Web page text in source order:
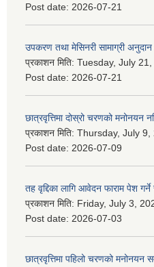
Post date: 2026-07-21
उपकरण तथा मेसिनरी सामाग्री अनुदान
प्रकाशन मिति: Tuesday, July
Post date: 2026-07-21
छात्रवृत्तिमा दोस्रो चरणको मनोनयन
प्रकाशन मिति: Thursday, July 9,
Post date: 2026-07-09
तह वृद्दिका लागि आवेदन फाराम पेश गर्ने
प्रकाशन मिति: Friday, July 3,
Post date: 2026-07-03
छात्रवृत्तिमा पहिलो चरणको मनोनयन